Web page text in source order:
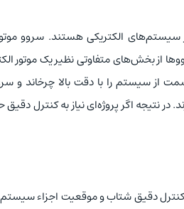
الکتریکی هستند. سروو
از بخش‌های متفاوتی نظیر یک موتور
از سیستم را با دقت بالا چرخاند و
در نتیجه اگر پروژه‌ای نیاز به کنترل
دقیق شتاب و موقعیت اجزاء